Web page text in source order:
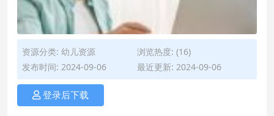
资源分类: 幼儿资源
浏览热度: (16)
发布时间: 2024-09-06
最近更新: 2024-09-06
登录后下载